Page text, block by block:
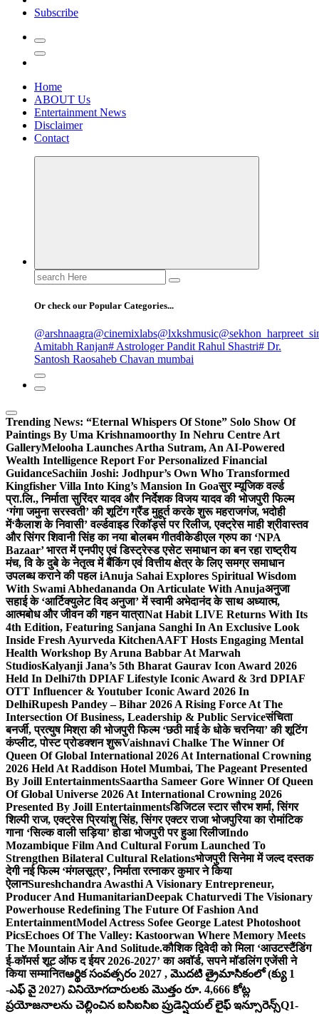
Subscribe
Home
ABOUT Us
Entertainment News
Disclaimer
Contact
Search
for:
Or check our Popular Categories...
@arshnaagra@cinemixlabs@lxkshmusic
Amitabh Ranjan# Astrologer Pandit Rahul Shastri# Dr.
Santosh Raosaheb Chavan mumbai
Trending News: “Eternal Whispers Of Stone” Solo Show Of
Paintings By Uma Krishnamoorthy In Nehru Centre Art
GalleryMelooha Launches Artha Sutram, An AI-Powered
Wealth Intelligence Report For Personalized Financial
GuidanceSachiin Joshi: Jodhpur’s Own Who Transformed
Kingfisher Villa Into King’s Mansion In Goaसुर म्यूजिक वर्ल्ड
प्रा.लि., निर्माता सुरिंदर यादव और निर्देशक विजय यादव की भोजपुरी फिल्म
‘गंगा जमुना सरस्वती’ की शूटिंग ग्रैंड मुहूर्त करके शुरू महराजगंज, भदोही
में‘कैलाश के निवासी’ वर्ल्डवाइड रिकॉर्ड्स पर रिलीज, एक्ट्रेस माही श्रीवास्तव
और सिंगर शिवानी सिंह का नया बोलबम गीतवीकेडीएल ग्रुप का ‘NPA
Bazaar’ भारत में एनपीए एवं डिस्ट्रेस्ड एसेट समाधान का बन रहा राष्ट्रीय
मंच, वि के दुबे के नेतृत्व में बैंकिंग एवं वित्तीय क्षेत्र के लिए समग्र समाधान
उपलब्ध कराने की पहल iAnuja Sahai Explores Spiritual Wisdom
With Swami Abhedananda On Articulate With Anujaअनुजा
सहाई के ‘आर्टिक्युलेट विद अनुजा’ में स्वामी अभेदानंद के साथ अध्यात्म,
आत्मबोध और जीवन की गहन यात्राNat Habit LIVE Returns With Its
4th Edition, Featuring Sanjana Sanghi In An Exclusive Look
Inside Fresh Ayurveda KitchenAAFT Hosts Engaging Mental
Health Workshop By Aruna Babbar At Marwah
StudiosKalyanji Jana’s 5th Bharat Gaurav Icon Award 2026
Held In Delhi7th DPIAF Lifestyle Iconic Award & 3rd DPIAF
OTT Influencer & Youtuber Iconic Award 2026 In
DelhiRupesh Pandey – Bihar 2026 A Rising Force At The
Intersection Of Business, Leadership & Public Serviceसंचिता
बनर्जी, प्रत्युष मिश्रा की भोजपुरी फिल्म ‘छठी माई के धोके चरनिया’ की शूटिंग
कंप्लीट, पोस्ट प्रोडक्शन शुरूVaishnavi Chalke The Winner Of
Queen Of Global International 2026 At International Crowning
2026 Held At Raddison Hotel Mumbai, The Pageant Presented
By Joill EntertainmentsSaartha Sameer Gore Winner Of Queen
Of Global Universe 2026 At International Crowning 2026
Presented By Joill Entertainmentsडिजिटल स्टार सौरभ शर्मा, सिंगर
शिल्पी राज, एक्ट्रेस प्रियांशु सिंह, सिंगर एक्टर राजा भोजपुरिया का रोमांटिक
गाना ‘सिल्क वाली सड़िया’ होडा भोजपुरी पर हुआ रिलीजIndo
Mozambique Film And Cultural Forum Launched To
Strengthen Bilateral Cultural Relationsभोजपुरी सिनेमा में जल्द दस्तक
देगी नई फिल्म ‘मंगलसूत्र’, निर्माता रत्नाकर कुमार ने किया
ऐलानSureshchandra Awasthi A Visionary Entrepreneur,
Producer And HumanitarianDeepak Chaturvedi The Visionary
Powerhouse Redefining The Future Of Fashion And
EntertainmentModel Actress Sofee George Latest Photoshoot
PicsEchoes Of The Valley: Kastoorwan Where Memory Meets
The Mountain Air And Solitude.कौशिक द्विवेदी को मिला ‘आउटस्टैंडिंग
ई-कॉमर्स शूट ऑफ द ईयर 2026-2027’ का अवॉर्ड, सपने मॉडलिंग एजेंसी ने
किया सम्मानितఆర్థిక సంవత్సరం 2027 , మొదటి త్రైమాసికంలో (క్యు 1
-ఎఫ్ వై 2027) వినియోగదారులకు మొత్తం రూ. 4,666 కోట్ల
ప్రయోజనాలను చెల్లించిన ఐసిఐసిఐ ప్రుడెన్షియల్ లైఫ్ ఇన్సూరెన్స్Q1-